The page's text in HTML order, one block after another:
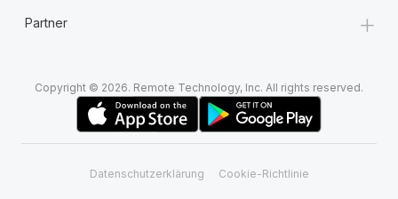
Partner +
Copyright © 2026. Remote Technology, Inc. All rights reserved.
Datenschutzerklärung Cookie-Richtlinie